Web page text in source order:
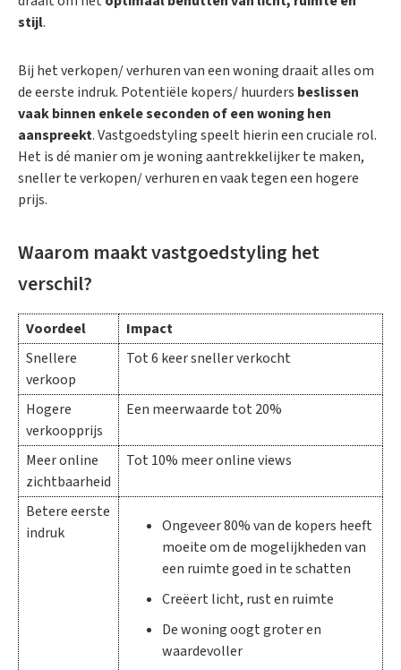
stijl.
Bij het verkopen/ verhuren van een woning draait alles om
de eerste indruk. Potentiële kopers/ huurders beslissen
vaak binnen enkele seconden of een woning hen
aanspreekt. Vastgoedstyling speelt hierin een cruciale rol.
Het is dé manier om je woning aantrekkelijker te maken,
sneller te verkopen/ verhuren en vaak tegen een hogere
prijs.
Waarom maakt vastgoedstyling het
verschil?
Voordeel
Impact
Snellere
verkoop
Tot 6 keer sneller verkocht
Hogere
verkoopprijs
Een meerwaarde tot 20%
Meer online
zichtbaarheid
Tot 10% meer online views
Betere eerste
indruk
Ongeveer 80% van de kopers heeft
moeite om de mogelijkheden van
een ruimte goed in te schatten
Creëert licht, rust en ruimte
De woning oogt groter en
waardevoller